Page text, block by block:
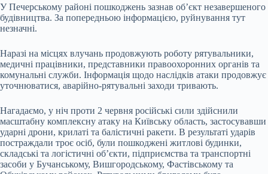
У Печерському районі пошкоджень зазнав об’єкт незавершеного
будівництва. За попередньою інформацією, руйнування тут
незначні.
Наразі на місцях влучань продовжують роботу рятувальники,
медичні працівники, представники правоохоронних органів та
комунальні служби. Інформація щодо наслідків атаки продовжує
уточнюватися, аварійно-рятувальні заходи тривають.
Нагадаємо, у ніч проти 2 червня російські сили здійснили
масштабну комплексну атаку на Київську область, застосувавши
ударні дрони, крилаті та балістичні ракети. В результаті ударів
постраждали троє осіб, були пошкоджені житлові будинки,
складські та логістичні об’єкти, підприємства та транспортні
засоби у Бучанському, Вишгородському, Фастівському та